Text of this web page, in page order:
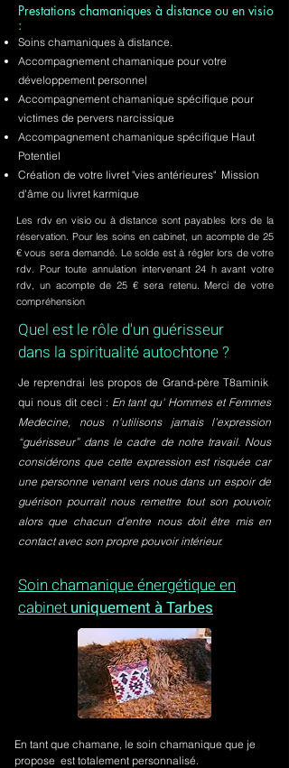
Prestations chamaniques à distance ou en visio
:
Soins chamaniques à distance.
Accompagnement chamanique pour votre
développement personnel
Accompagnement chamanique spécifique pour
victimes de pervers narcissique
Accompagnement chamanique spécifique Haut
Potentiel
Création de votre livret "vies antérieures" Mission
d'âme ou livret karmique
Les rdv en visio ou à distance sont payables lors de la
réservation. Pour les soins en cabinet, un acompte de 25
€ vous sera demandé. Le solde est à régler lors de votre
rdv. Pour toute annulation intervenant 24 h avant votre
rdv, un acompte de 25 € sera retenu. Merci de votre
compréhension
Quel est le rôle d'un guérisseur
dans la spiritualité autochtone ?
Je reprendrai les propos de Grand-père T8aminik
qui nous dit ceci : En tant qu' Hommes et Femmes
Medecine, nous n'utilisons jamais l’expression
“guérisseur” dans le cadre de notre travail. Nous
considérons que cette expression est risquée car
une personne venant vers nous dans un espoir de
guérison pourrait nous remettre tout son pouvoir,
alors que chacun d’entre nous doit être mis en
contact avec son propre pouvoir intérieur.
Soin chamanique énergétique en
cabinet uniquement à Tarbes
En tant que chamane, le soin chamanique que je
propose est totalement personnalisé.